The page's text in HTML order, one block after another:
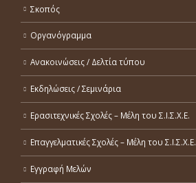
Σκοπός
Οργανόγραμμα
Ανακοινώσεις / Δελτία τύπου
Εκδηλώσεις / Σεμινάρια
Ερασιτεχνικές Σχολές – Μέλη του Σ.Ι.Σ.Χ.Ε.
Επαγγελματικές Σχολές – Μέλη του Σ.Ι.Σ.Χ.Ε.
Εγγραφή Μελών